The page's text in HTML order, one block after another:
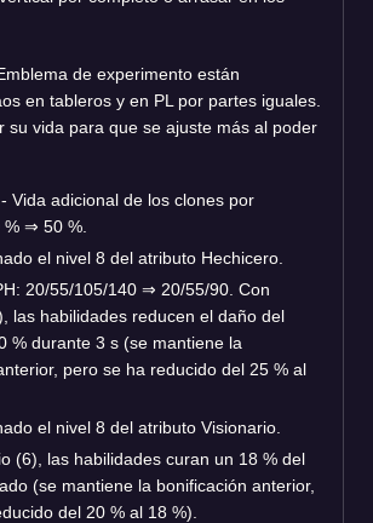
de experimento están
en tableros y en PL por partes iguales.
su vida para que se ajuste más al poder
Vida adicional de los clones por
⇒ 50 %.
el nivel 8 del atributo Hechicero.
20/55/105/140 ⇒ 20/55/90. Con
las habilidades reducen el daño del
% durante 3 s (se mantiene la
pero se ha reducido del 25 % al
el nivel 8 del atributo Visionario.
(6), las habilidades curan un 18 % del
(se mantiene la bonificación anterior,
del 20 % al 18 %).